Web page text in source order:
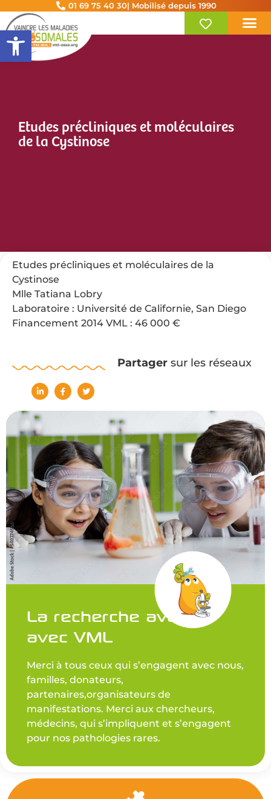
Ouvrir la barre d’outils
01 69 75 40 30| Mobilisé depuis 1990
Etudes précliniques et moléculaires
de la Cystinose
Etudes précliniques et moléculaires de la
Cystinose
Mlle Tatiana Lobry
Laboratoire : Université de Californie, San Diego
Financement 2014 VML : 46 000 €
Partagersur les réseaux
La recherche avance
avec VML
Merci à tous ceux qui s’engagent avec nous,
familles, donateurs,
partenaires,organisateurs de
manifestations. Merci aux chercheurs,
médecins, qui s’impliquent et s’engagent
pour nos pathologies rares.